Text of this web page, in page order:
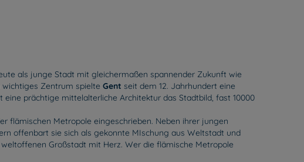
als junge Stadt mit gleichermaßen spannender Zukunft wie
Zentrum spielte Gent seit dem 12. Jahrhundert eine
prächtige mittelalterliche Architektur das Stadtbild, fast 10000
flämischen Metropole eingeschrieben. Neben ihrer jungen
offenbart sie sich als gekonnte MIschung aus Weltstadt und
Großstadt mit Herz. Wer die flämische Metropole